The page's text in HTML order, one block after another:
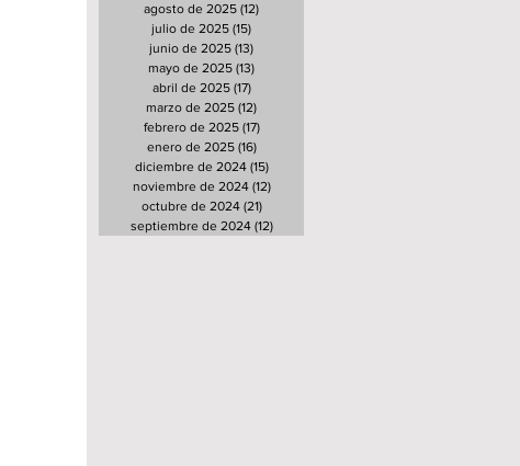
agosto de 2025 (12)
julio de 2025 (15)
junio de 2025 (13)
mayo de 2025 (13)
abril de 2025 (17)17 entradas
marzo de 2025 (12)
febrero de 2025 (17)17 entradas
enero de 2025 (16)16 entradas
diciembre de 2024 (15)15 entradas
noviembre de 2024 (12)12 entradas
octubre de 2024 (21)21 entradas
septiembre de 2024 (12)12 entradas